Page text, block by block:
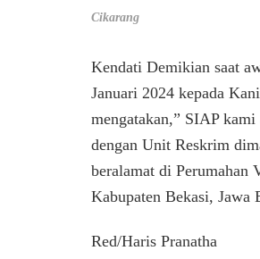
Cikarang
Kendati Demikian saat
Januari 2024 kepada
mengatakan,” SIAP
dengan Unit Reskrim
beralamat di Perumahan
Kabupaten Bekasi, Jawa
Red/Haris Pranatha